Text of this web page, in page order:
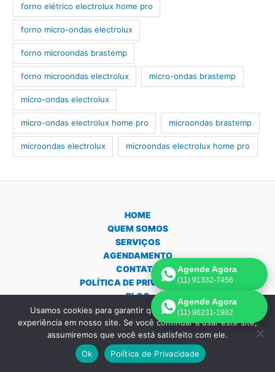
forno elétrico electrolux home pro
forno micro-ondas electrolux
forno microondas brastemp
forno microondas electrolux micro-ondas brastemp
micro-ondas electrolux
micro-ondas electrolux home pro microondas brastemp
microondas electrolux microondas electrolux home pro
HOME
QUEM SOMOS
SERVIÇOS
AGENDAMENTO
CONTATO
POLÍTICA DE PRIVACIDADE
BLOG
MAPA DO SITE
Agende Agora
(11) 91332-7456
Agende Agora
(11) 96231-1982
Usamos cookies para garantir que oferecemos a melhor
experiência em nosso site. Se você continuar a usar este site,
assumiremos que você está satisfeito com ele.
Ok
Política de Privacidade